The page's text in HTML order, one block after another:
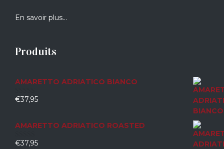
En savoir plus…
Produits
AMARETTO ADRIATICO BIANCO
0
€37,95
AMARETTO ADRIATICO ROASTED
0
€37,95